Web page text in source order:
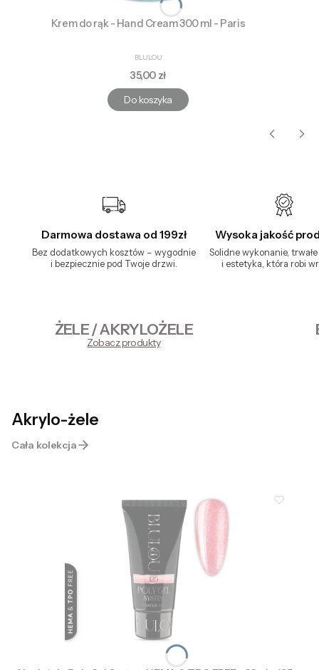
Krem do rąk - Hand Cream 300 ml - Paris
BLULOU
Cena
35,00 zł
Do koszyka
Darmowa dostawa od 199zł
Bez dodatkowych kosztów – wygodnie
i bezpiecznie pod Twoje drzwi.
Wysoka jakość
Solidne wykonanie,
i estetyka, która robi
ŻELE / AKRYLOŻELE
Zobacz produkty
Akrylo-żele
Cała kolekcja